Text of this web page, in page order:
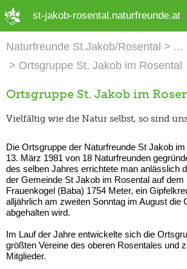
st-jakob-rosental.naturfreunde.at
Naturfreunde St.Jakob/Rosental
Ortsgruppe St. Jakob im Rosental
Ortsgruppe St. Jakob im
Vielfältig wie die Natur selbst, so sind
Die Ortsgruppe der Naturfreunde St Jakob
13. März 1981 von 18 Naturfreunden
des selben Jahres errichtete man anlässlich
der Gemeinde St Jakob im Rosental auf dem
Frauenkogel (Baba) 1754 Meter, ein
alljährlich am zweiten Sonntag im August die
abgehalten wird.
Im Lauf der Jahre entwickelte sich die
größten Vereine des oberen Rosentales und
Mitglieder.